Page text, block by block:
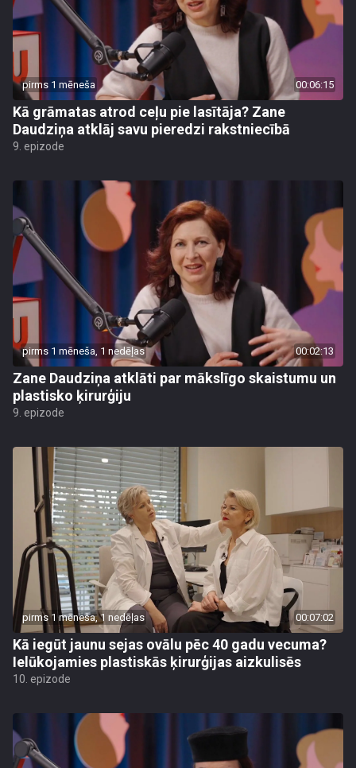
pirms 1 mēneša 00:06:15
Kā grāmatas atrod ceļu pie lasītāja? Zane
Daudziņa atklāj savu pieredzi rakstniecībā
9. epizode
pirms 1 mēneša, 1 nedēļas 00:02:13
Zane Daudziņa atklāti par mākslīgo skaistumu un
plastisko ķirurģiju
9. epizode
pirms 1 mēneša, 1 nedēļas 00:07:02
Kā iegūt jaunu sejas ovālu pēc 40 gadu vecuma?
Ielūkojamies plastiskās ķirurģijas aizkulisēs
10. epizode